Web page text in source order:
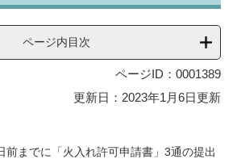
ページ内目次
ページID：0001389
更新日：2023年1月6日更新
前までに「火入れ許可申請書」3通の提出